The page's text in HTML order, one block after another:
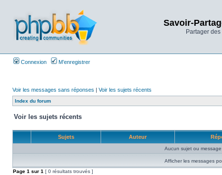
Savoir-
Partager
Connexion M’enregistrer
Voir les messages sans réponses | Voir les sujets récents
Index du forum
Voir les sujets récents
Sujets Auteur
Aucun sujet ou
Afficher les messages
Page 1 sur 1 [ 0 résultats trouvés ]